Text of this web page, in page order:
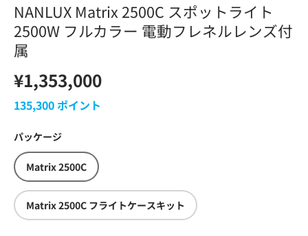
NANLUX Matrix 2500C スポットライト
2500W フルカラー 電動フレネルレンズ付
属
¥1,353,000
135,300ポイント
パッケージ
Matrix 2500C
Matrix 2500C フライトケースキット